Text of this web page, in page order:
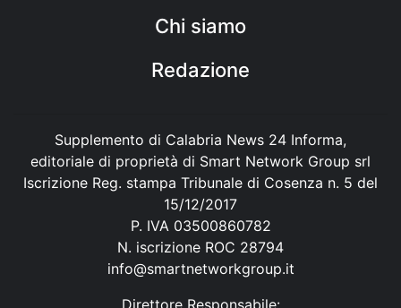
Chi siamo
Redazione
Supplemento di Calabria News 24 Informa,
editoriale di proprietà di Smart Network Group srl
Iscrizione Reg. stampa Tribunale di Cosenza n. 5 del
15/12/2017
P. IVA 03500860782
N. iscrizione ROC 28794
info@smartnetworkgroup.it